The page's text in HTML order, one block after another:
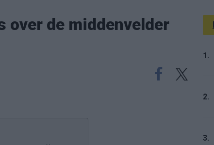
over de middenvelder
1.
2.
3.